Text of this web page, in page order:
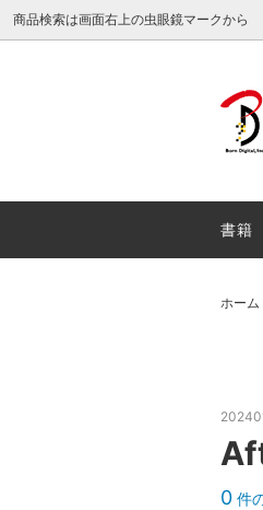
商品検索は画面右上の虫眼鏡マークから
unity関連書籍
書籍
ホーム
0 件